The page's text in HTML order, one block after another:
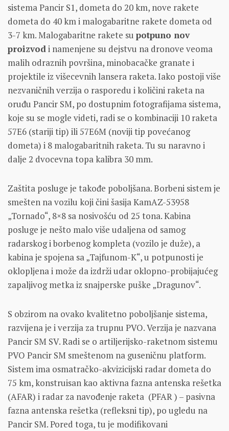
sistema Pancir S1, dometa do 20 km, nove rakete
dometa do 40 km i malogabaritne rakete dometa od
3-7 km. Malogabaritne rakete su potpuno nov
proizvodi namenjene su dejstvu na dronove veoma
malih odraznih površina, minobacačke granate i
projektile iz višecevnih lansera raketa. Iako postoji više
nezvaničnih verzija o rasporedu i količini raketa na
oruđu Pancir SM, po dostupnim fotografijama sistema,
koje su se mogle videti, radi se o kombinaciji 10 raketa
57E6 (stariji tip) ili 57E6M (noviji tip povećanog
dometa) i 8 malogabaritnih raketa. Tu su naravno i
dalje 2 dvocevna topa kalibra 30 mm.
Zaštita posluge je takođe poboljšana. Borbeni sistem je
smešten na vozilu koji čini šasija KamAZ-53958
„Tornado“, 8×8 sa nosivošću od 25 tona. Kabina
posluge je nešto malo više udaljena od samog
radarskog i borbenog kompleta (vozilo je duže), a
kabina je spojena sa „Tajfunom-K“, u potpunosti je
oklopljena i može da izdrži udar oklopno-probijajućeg
zapaljivog metka iz snajperske puške „Dragunov“.
S obzirom na ovako kvalitetno poboljšanje sistema,
razvijena je i verzija za trupnu PVO. Verzija je nazvana
Pancir SM SV. Radi se o artiljerijsko-raketnom sistemu
PVO Pancir SM smeštenom na guseničnu platform.
Sistem ima osmatračko-akvizicijski radar dometa do
75 km, konstruisan kao aktivna fazna antenska rešetka
(AFAR) i radar za navođenje raketa (PFAR ) – pasivna
fazna antenska rešetka (refleksni tip), po ugledu na
Pancir SM. Pored toga, tu je modifikovani